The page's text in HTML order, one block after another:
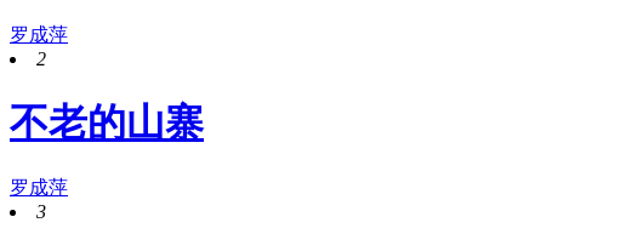
罗成萍
2
不老的山寨
罗成萍
3